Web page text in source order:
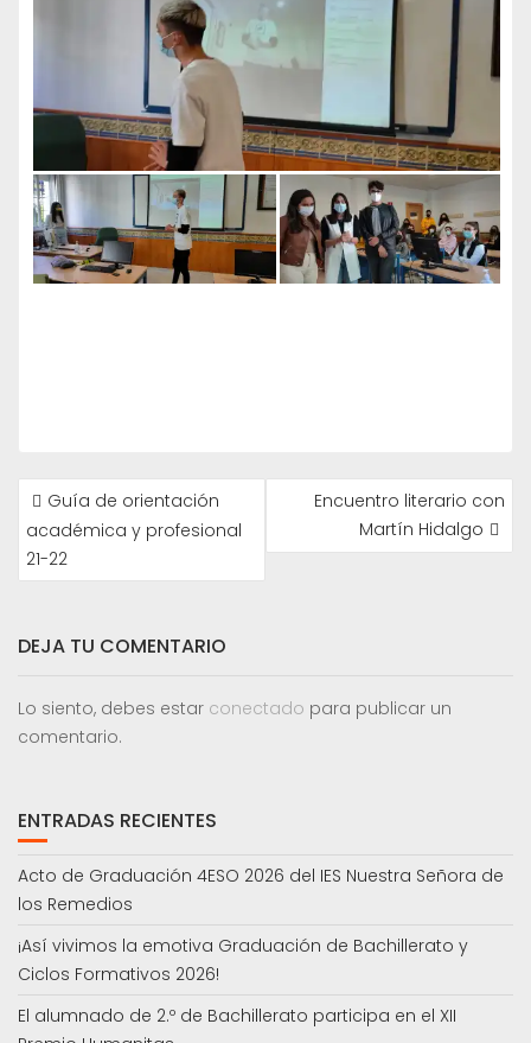
NAVEGACIÓN
DE
ENTRADAS
Guía de orientación
académica y profesional
21-22
Encuentro literario con
Martín Hidalgo
DEJA TU COMENTARIO
Lo siento, debes estar conectado para publicar un
comentario.
ENTRADAS RECIENTES
Acto de Graduación 4ESO 2026 del IES Nuestra Señora de
los Remedios
¡Así vivimos la emotiva Graduación de Bachillerato y
Ciclos Formativos 2026!
El alumnado de 2.º de Bachillerato participa en el XII